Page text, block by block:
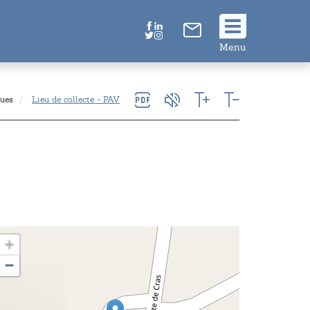
Suivez
!
Menu
Lieu de collecte - PAV
+
−